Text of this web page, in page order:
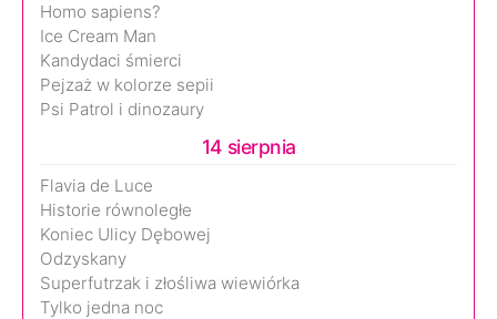
Homo sapiens?
Ice Cream Man
Kandydaci śmierci
Pejzaż w kolorze sepii
Psi Patrol i dinozaury
14 sierpnia
Flavia de Luce
Historie równoległe
Koniec Ulicy Dębowej
Odzyskany
Superfutrzak i złośliwa wiewiórka
Tylko jedna noc